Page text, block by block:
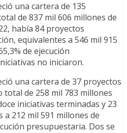
una cartera de 135
de 837 mil 606 millones de
había 84 proyectos
equivalentes a 546 mil 915
de ejecución
no iniciaron.
una cartera de 37 proyectos
de 258 mil 783 millones
iniciativas terminadas y 23
a 212 mil 591 millones de
presupuestaria. Dos se